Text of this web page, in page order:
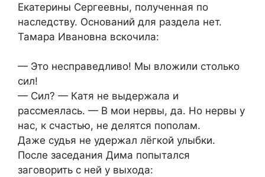
Екатерины Сергеевны, полученная по
наследству. Оснований для раздела нет.
Тамара Ивановна вскочила:
— Это несправедливо! Мы вложили столько
сил!
— Сил? — Катя не выдержала и
рассмеялась. — В мои нервы, да. Но нервы у
нас, к счастью, не делятся пополам.
Даже судья не удержал лёгкой улыбки.
После заседания Дима попытался
заговорить с ней у выхода: